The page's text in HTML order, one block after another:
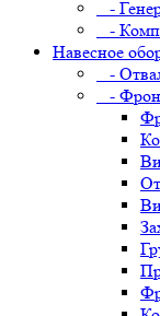
-
-
Навесное
-
-